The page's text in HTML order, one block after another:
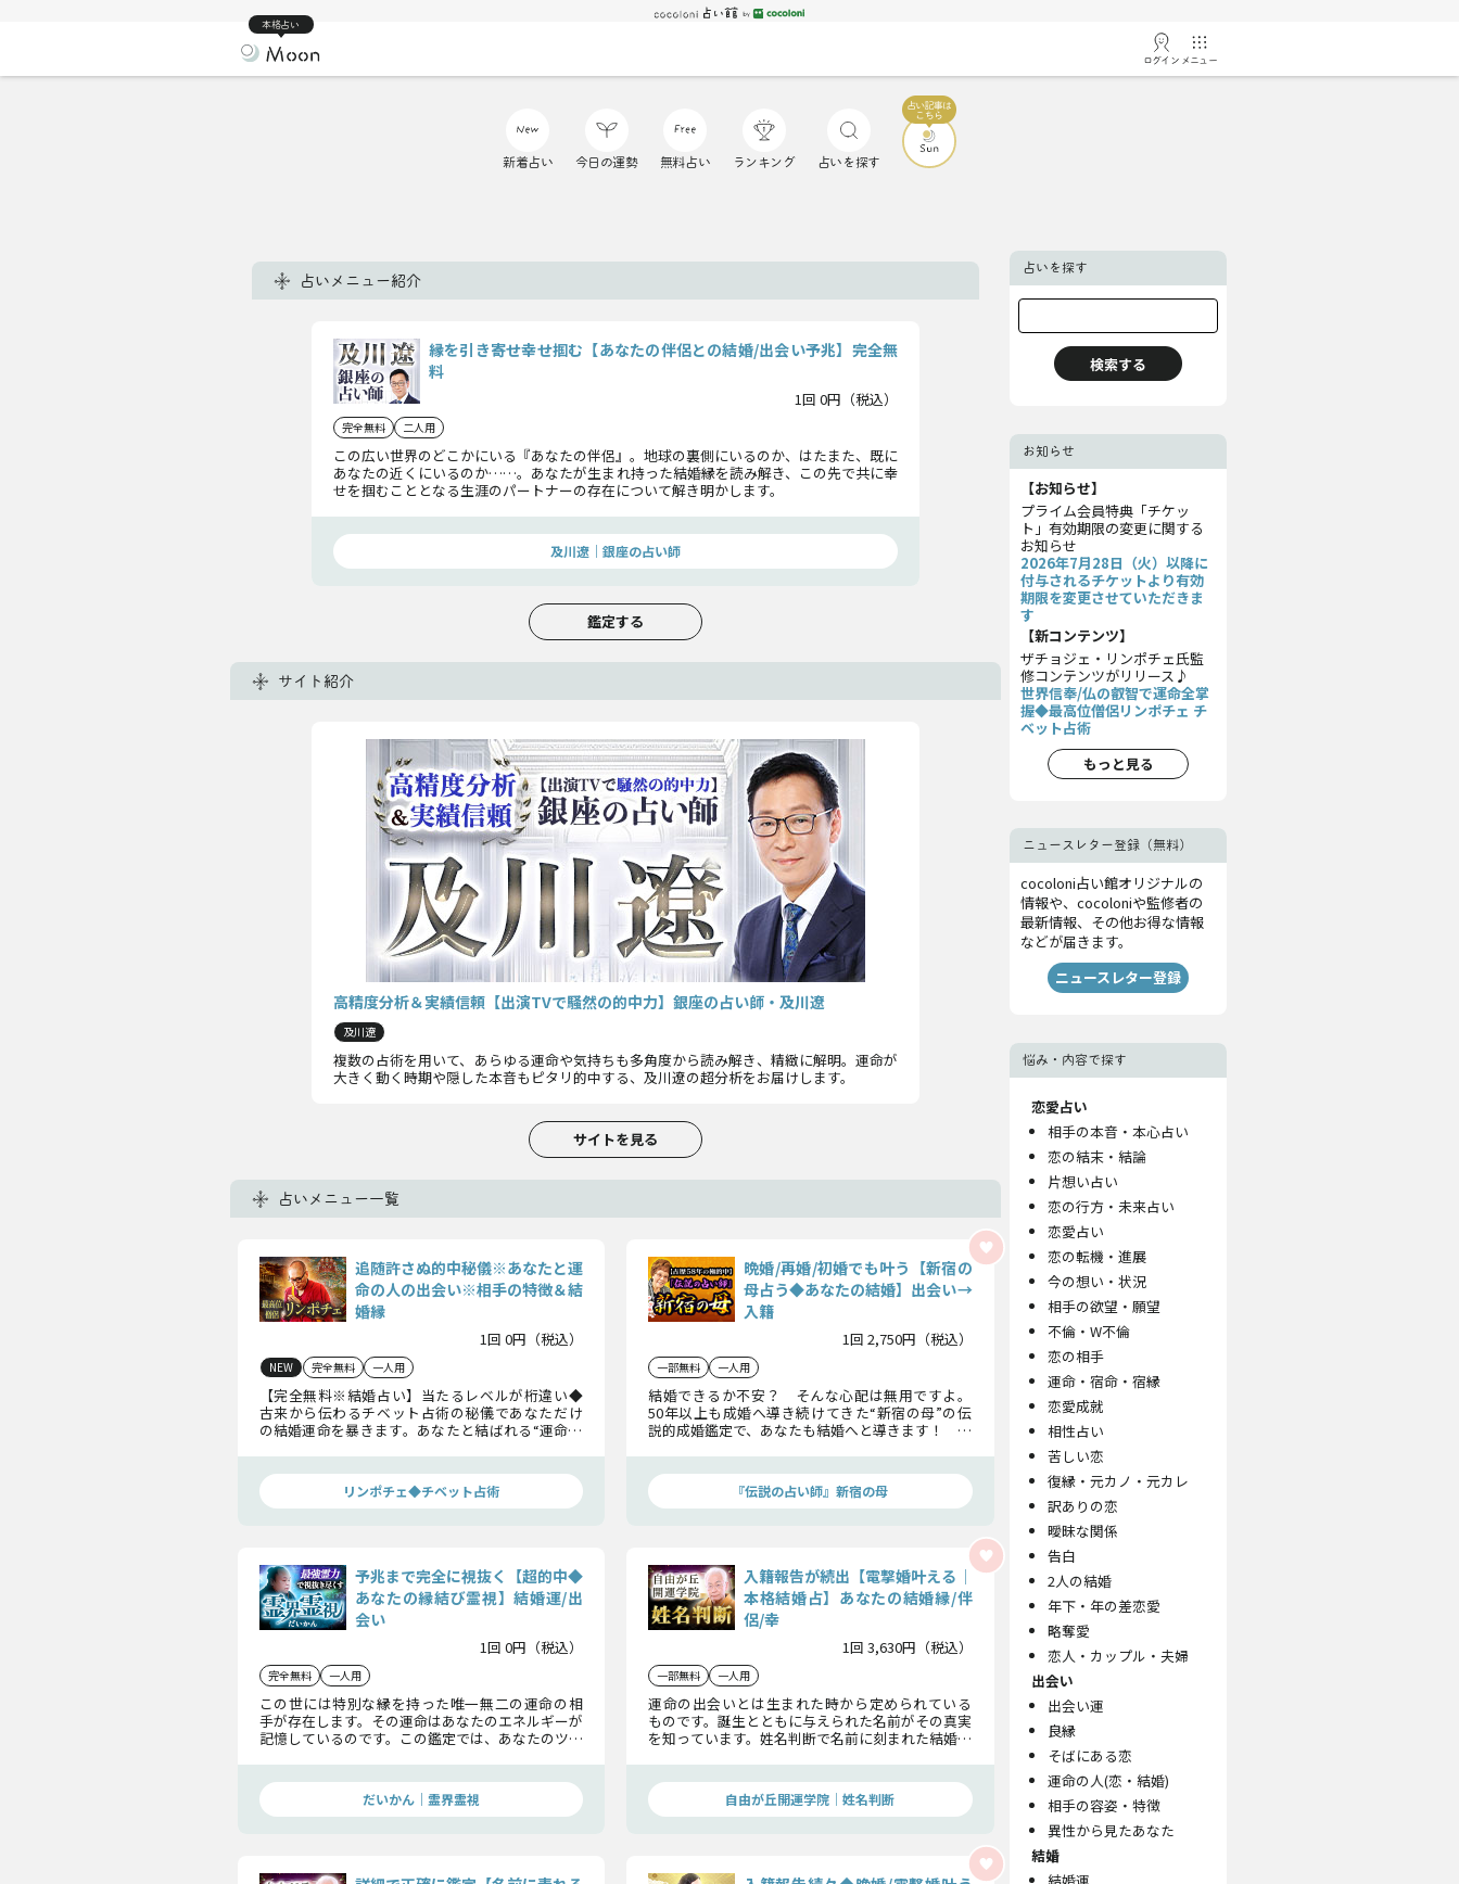
本格占い
ログイン メニュー
新着占い 今日の運勢 無料占い ランキング 占いを探す
占いメニュー紹介
縁を引き寄せ幸せ掴む【あなたの伴侶との結婚/出会い予兆】完全無
料
1回 0円（税込）
完全無料 二人用
この広い世界のどこかにいる『あなたの伴侶』。地球の裏側にいるのか、はたまた、既に
あなたの近くにいるのか……。あなたが生まれ持った結婚縁を読み解き、この先で共に幸
せを掴むこととなる生涯のパートナーの存在について解き明かします。
及川遼｜銀座の占い師
鑑定する
サイト紹介
高精度分析＆実績信頼【出演TVで騒然の的中力】銀座の占い師・及川遼
及川遼
複数の占術を用いて、あらゆる運命や気持ちも多角度から読み解き、精緻に解明。運命が
大きく動く時期や隠した本音もピタリ的中する、及川遼の超分析をお届けします。
サイトを見る
占いメニュー一覧
追随許さぬ的中秘儀※あなたと運
命の人の出会い※相手の特徴＆結
婚縁
1回 0円（税込）
NEW 完全無料 一人用
【完全無料※結婚占い】当たるレベルが桁違い◆
古来から伝わるチベット占術の秘儀であなただけ
の結婚運命を暴きます。あなたと結ばれる“運命の
リンポチェ◆チベット占術
晩婚/再婚/初婚でも叶う【新宿の
母占う◆あなたの結婚】出会い→
入籍
1回 2,750円（税込）
一部無料 一人用
結婚できるか不安？ そんな心配は無用ですよ。
50年以上も成婚へ導き続けてきた“新宿の母”の伝
説的成婚鑑定で、あなたも結婚へと導きます！ 結
『伝説の占い師』新宿の母
予兆まで完全に視抜く【超的中◆
あなたの縁結び霊視】結婚運/出
会い
1回 0円（税込）
完全無料 一人用
この世には特別な縁を持った唯一無二の運命の相
手が存在します。その運命はあなたのエネルギーが
記憶しているのです。この鑑定では、あなたのツ潜
だいかん｜霊界霊視
入籍報告が続出【電撃婚叶える│
本格結婚占】あなたの結婚縁/伴
侶/幸
1回 3,630円（税込）
一部無料 一人用
運命の出会いとは生まれた時から定められている
ものです。誕生とともに与えられた名前がその真実
を知っています。姓名判断で名前に刻まれた結婚運
自由が丘開運学院│姓名判断
占いを探す
お知らせ
【お知らせ】
プライム会員特典「チケッ
ト」有効期限の変更に関する
お知らせ
2026年7月28日（火）以降に
付与されるチケットより有効
期限を変更させていただきま
す
【新コンテンツ】
ザチョジェ・リンポチェ氏監
修コンテンツがリリース♪
世界信奉/仏の叡智で運命全掌
握◆最高位僧侶リンポチェ チ
ベット占術
もっと見る
ニュースレター登録（無料）
cocoloni占い館オリジナルの
情報や、cocoloniや監修者の
最新情報、その他お得な情報
などが届きます。
ニュースレター登録
悩み・内容で探す
恋愛占い
相手の本音・本心占い
恋の結末・結論
片想い占い
恋の行方・未来占い
恋愛占い
恋の転機・進展
今の想い・状況
相手の欲望・願望
不倫・W不倫
恋の相手
運命・宿命・宿縁
恋愛成就
相性占い
苦しい恋
復縁・元カノ・元カレ
訳ありの恋
曖昧な関係
告白
2人の結婚
年下・年の差恋愛
略奪愛
恋人・カップル・夫婦
出会い
出会い運
良縁
そばにある恋
運命の人(恋・結婚)
相手の容姿・特徴
異性から見たあなた
結婚